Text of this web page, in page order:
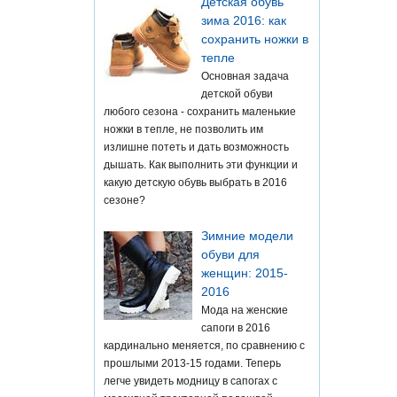
зима 2016: как
сохранить ножки в
тепле
Основная задача
детской обуви
любого сезона - сохранить маленькие
ножки в тепле, не позволить им
излишне потеть и дать возможность
дышать. Как выполнить эти функции и
какую детскую обувь выбрать в 2016
сезоне?
Зимние модели
обуви для
женщин: 2015-
2016
Мода на женские
сапоги в 2016
кардинально меняется, по сравнению с
прошлыми 2013-15 годами. Теперь
легче увидеть модницу в сапогах с